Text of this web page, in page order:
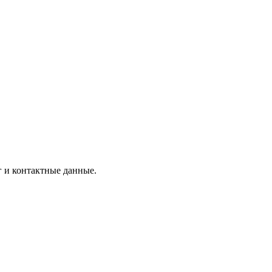
и контактные данные.